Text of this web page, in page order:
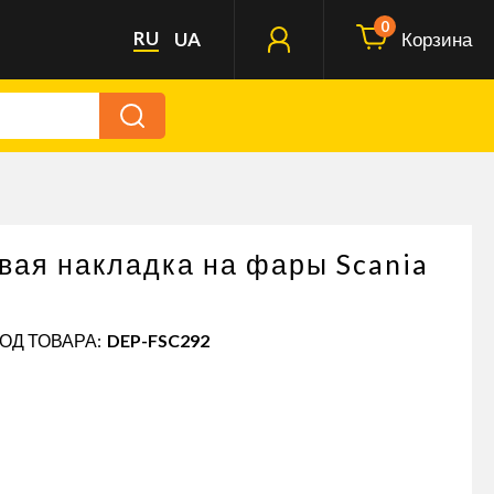
RU UA
0
Корзина
накладка на фары Scania
ТОВАРА: DEP-FSC292